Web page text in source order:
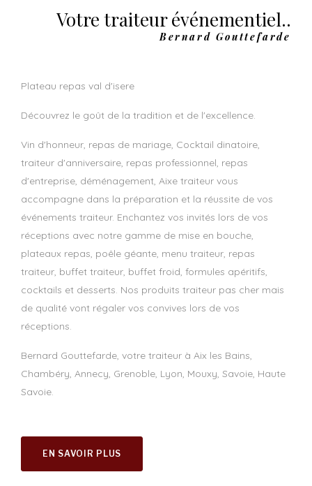
Votre traiteur événementiel..
Bernard Gouttefarde
plateau repas val d'isere
Découvrez le goût de la tradition et de l'excellence.
Vin d'honneur, repas de mariage, Cocktail dinatoire,
traiteur d'anniversaire, repas professionnel, repas
d'entreprise, déménagement, Aixe traiteur vous
accompagne dans la préparation et la réussite de vos
événements traiteur. Enchantez vos invités lors de vos
réceptions avec notre gamme de mise en bouche,
plateaux repas, poêle géante, menu traiteur, repas
traiteur, buffet traiteur, buffet froid, formules apéritifs,
cocktails et desserts. Nos produits traiteur pas cher mais
de qualité vont régaler vos convives lors de vos
réceptions.
Bernard Gouttefarde, votre traiteur à Aix les Bains,
Chambéry, Annecy, Grenoble, Lyon, Mouxy, Savoie, Haute
Savoie.
EN SAVOIR PLUS